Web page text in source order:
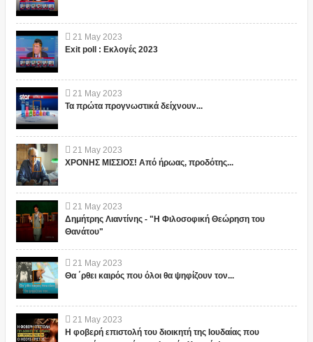
21 May 2023
Exit poll : Εκλογές 2023
21 May 2023
Τα πρώτα προγνωστικά δείχνουν...
21 May 2023
ΧΡΟΝΗΣ ΜΙΣΣΙΟΣ! Από ήρωας, προδότης...
21 May 2023
Δημήτρης Λιαντίνης - "Η Φιλοσοφική Θεώρηση του
Θανάτου"
21 May 2023
Θα ΄ρθει καιρός που όλοι θα ψηφίζουν τον...
21 May 2023
Η φοβερή επιστολή του διοικητή της Ιουδαίας που